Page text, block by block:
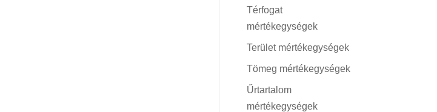
Térfogat
mértékegységek
Terület mértékegységek
Tömeg mértékegységek
Űrtartalom
mértékegységek